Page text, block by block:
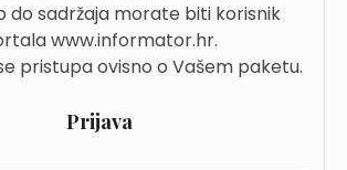
do sadržaja morate biti korisnik
www.informator.hr.
pristupa ovisno o Vašem paketu.
Prijava